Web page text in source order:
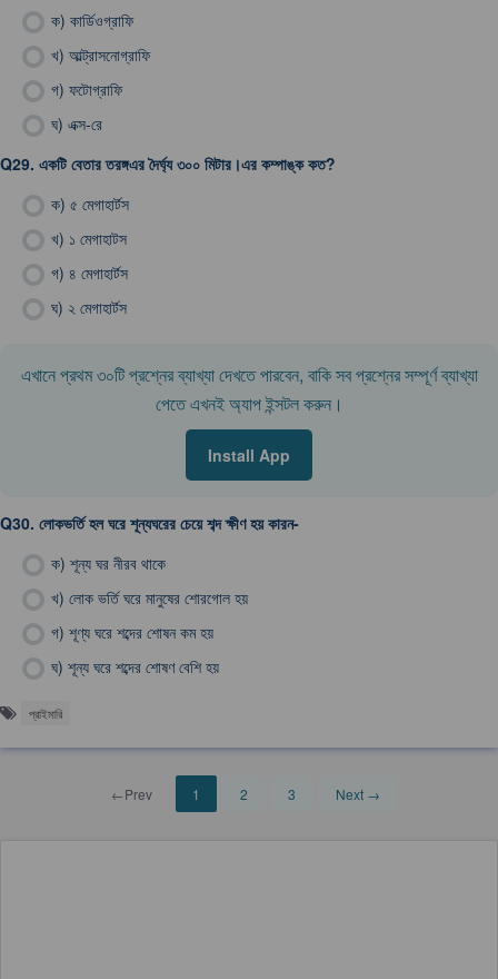
ক) কার্ডিওগ্রাফি
খ) আল্ট্রাসনোগ্রাফি
গ) ফটোগ্রাফি
ঘ) এক্স-রে
Q29. একটি বেতার তরঙ্গএর দৈর্ঘ্য ৩০০ মিটার।এর কম্পাঙ্ক কত?
ক) ৫ মেগাহার্টস
খ) ১ মেগাহাটস
গ) ৪ মেগাহার্টস
ঘ) ২ মেগাহার্টস
এখানে প্রথম ৩০টি প্রশ্নের ব্যাখ্যা দেখতে পারবেন, বাকি সব প্রশ্নের সম্পূর্ণ ব্যাখ্যা
পেতে এখনই অ্যাপ ইন্সটল করুন।
Install App
Q30. লোকভর্তি হল ঘরে শূন্যঘরের চেয়ে শব্দ ক্ষীণ হয় কারন-
ক) শূন্য ঘর নীরব থাকে
খ) লোক ভর্তি ঘরে মানুষের শোরগোল হয়
গ) শূণ্য ঘরে শব্দের শোষন কম হয়
ঘ) শূন্য ঘরে শব্দের শোষণ বেশি হয়
প্রাইমারি
←Prev 1 2 3 Next →